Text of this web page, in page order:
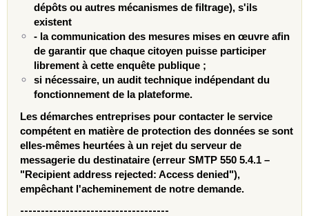
dépôts ou autres mécanismes de filtrage), s'ils
existent
- la communication des mesures mises en œuvre afin
de garantir que chaque citoyen puisse participer
librement à cette enquête publique ;
si nécessaire, un audit technique indépendant du
fonctionnement de la plateforme.
Les démarches entreprises pour contacter le service
compétent en matière de protection des données se sont
elles-mêmes heurtées à un rejet du serveur de
messagerie du destinataire (erreur SMTP 550 5.4.1 –
"Recipient address rejected: Access denied"),
empêchant l'acheminement de notre demande.
------------------------------------